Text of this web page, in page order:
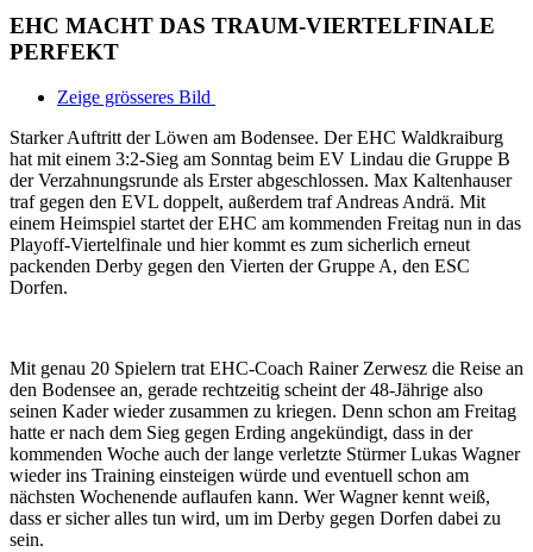
EHC MACHT DAS TRAUM-VIERTELFINALE
PERFEKT
Zeige grösseres Bild
Starker Auftritt der Löwen am Bodensee. Der EHC Waldkraiburg
hat mit einem 3:2-Sieg am Sonntag beim EV Lindau die Gruppe B
der Verzahnungsrunde als Erster abgeschlossen. Max Kaltenhauser
traf gegen den EVL doppelt, außerdem traf Andreas Andrä. Mit
einem Heimspiel startet der EHC am kommenden Freitag nun in das
Playoff-Viertelfinale und hier kommt es zum sicherlich erneut
packenden Derby gegen den Vierten der Gruppe A, den ESC
Dorfen.
Mit genau 20 Spielern trat EHC-Coach Rainer Zerwesz die Reise an
den Bodensee an, gerade rechtzeitig scheint der 48-Jährige also
seinen Kader wieder zusammen zu kriegen. Denn schon am Freitag
hatte er nach dem Sieg gegen Erding angekündigt, dass in der
kommenden Woche auch der lange verletzte Stürmer Lukas Wagner
wieder ins Training einsteigen würde und eventuell schon am
nächsten Wochenende auflaufen kann. Wer Wagner kennt weiß,
dass er sicher alles tun wird, um im Derby gegen Dorfen dabei zu
sein.